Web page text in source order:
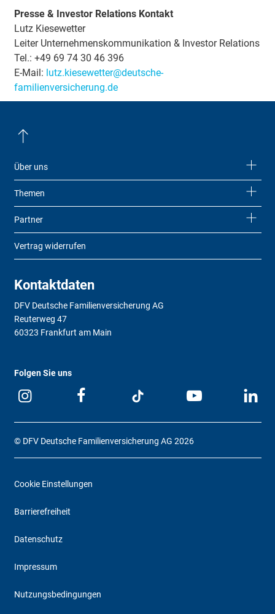
Presse & Investor Relations Kontakt
Lutz Kiesewetter
Leiter Unternehmenskommunikation & Investor Relations
Tel.: +49 69 74 30 46 396
E-Mail: lutz.kiesewetter@deutsche-
familienversicherung.de
Über uns
Themen
Partner
Vertrag widerrufen
Kontaktdaten
DFV Deutsche Familienversicherung AG
Reuterweg 47
60323 Frankfurt am Main
Folgen Sie uns
© DFV Deutsche Familienversicherung AG 2026
Cookie Einstellungen
Barrierefreiheit
Datenschutz
Impressum
Nutzungsbedingungen